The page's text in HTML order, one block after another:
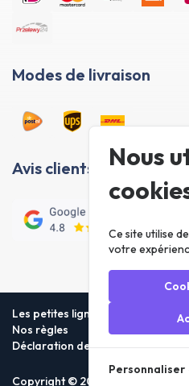
Modes de livraison
Avis clients
Copyright © 2026 Foneday.nl
Les petites lignes
Nos règles
Déclaration de confidentialité
Nous
Ce site utilise
votre
Personnaliser